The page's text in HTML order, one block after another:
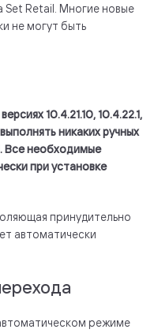
Set Retail. Многие новые
не могут быть
10.4.21.10, 10.4.22.1,
никаких ручных
Все необходимые
при установке
принудительно
автоматически
режиме